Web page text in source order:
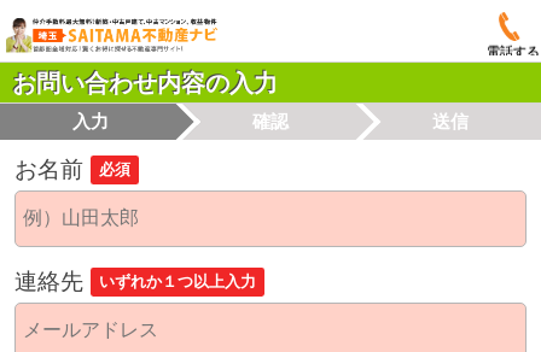
電話する
お問い合わせ内容の入力
入力 確認 送信
お名前 必須
連絡先 いずれか１つ以上入力